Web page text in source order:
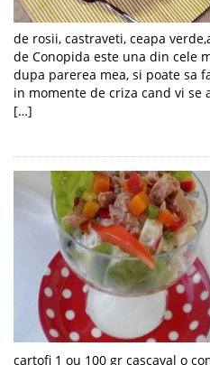
de rosii, castraveti, ceapa
de Conopida este una din cele
dupa parerea mea, si poate sa
in momente de criza cand vi
[…]
cartofi 1 ou 100 gr cascaval o